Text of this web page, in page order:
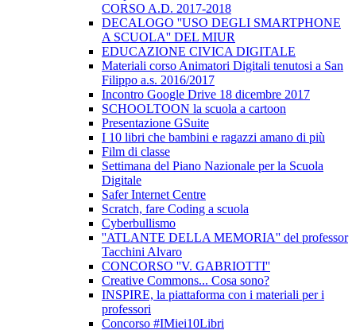
CORSO A.D. 2017-2018
DECALOGO ''USO DEGLI SMARTPHONE
A SCUOLA'' DEL MIUR
EDUCAZIONE CIVICA DIGITALE
Materiali corso Animatori Digitali tenutosi a San
Filippo a.s. 2016/2017
Incontro Google Drive 18 dicembre 2017
SCHOOLTOON la scuola a cartoon
Presentazione GSuite
I 10 libri che bambini e ragazzi amano di più
Film di classe
Settimana del Piano Nazionale per la Scuola
Digitale
Safer Internet Centre
Scratch, fare Coding a scuola
Cyberbullismo
''ATLANTE DELLA MEMORIA'' del professor
Tacchini Alvaro
CONCORSO ''V. GABRIOTTI''
Creative Commons... Cosa sono?
INSPIRE, la piattaforma con i materiali per i
professori
Concorso #IMiei10Libri